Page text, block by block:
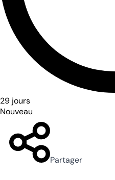
29 jours
Nouveau
Partager